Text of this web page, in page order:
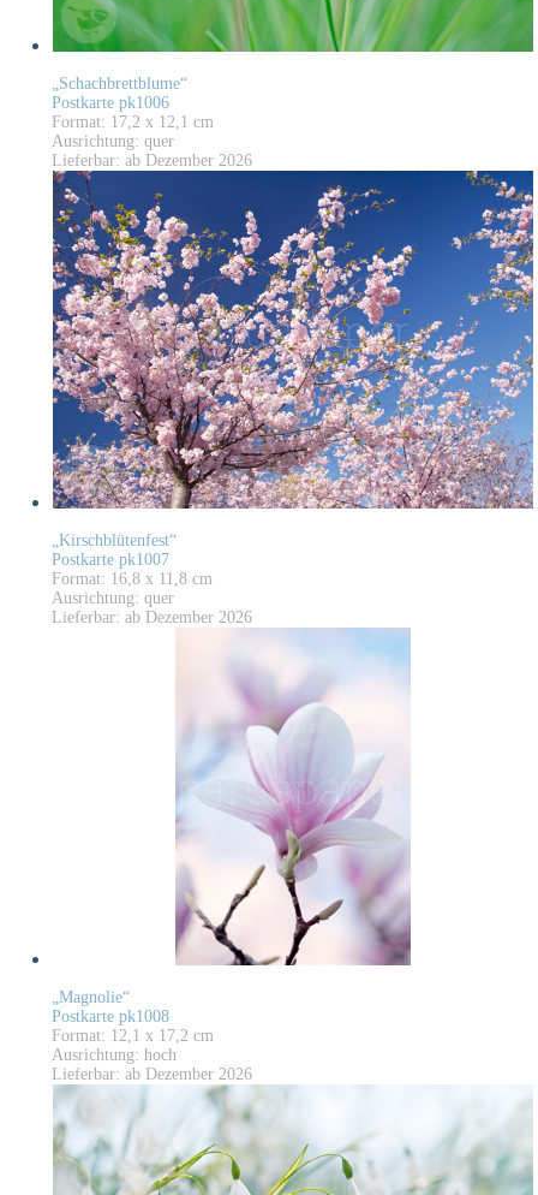
„Schachbrettblume“
Postkarte pk1006
Format: 17,2 x 12,1 cm
Ausrichtung: quer
Lieferbar: ab Dezember 2026
„Kirschblütenfest“
Postkarte pk1007
Format: 16,8 x 11,8 cm
Ausrichtung: quer
Lieferbar: ab Dezember 2026
„Magnolie“
Postkarte pk1008
Format: 12,1 x 17,2 cm
Ausrichtung: hoch
Lieferbar: ab Dezember 2026